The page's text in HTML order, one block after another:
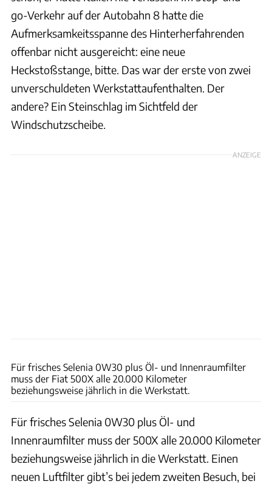
go-Verkehr auf der Autobahn 8 hatte die
Aufmerksamkeitsspanne des Hinterherfahrenden
offenbar nicht ausgereicht: eine neue
Heckstoßstange, bitte. Das war der erste von zwei
unverschuldeten Werkstattaufenthalten. Der
andere? Ein Steinschlag im Sichtfeld der
Windschutzscheibe.
ANZEIGE
Für frisches Selenia 0W30 plus Öl- und Innenraumfilter
muss der Fiat 500X alle 20.000 Kilometer
beziehungsweise jährlich in die Werkstatt.
Für frisches Selenia 0W30 plus Öl- und
Innenraumfilter muss der 500X alle 20.000 Kilometer
beziehungsweise jährlich in die Werkstatt. Einen
neuen Luftfilter gibt’s bei jedem zweiten Besuch, bei